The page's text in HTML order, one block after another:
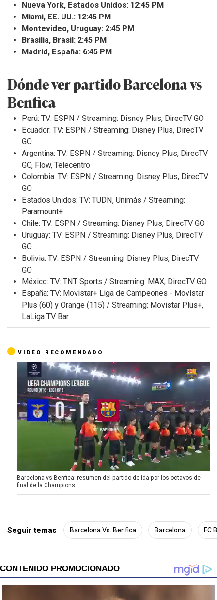
Nueva York, Estados Unidos: 12:45 PM
Miami, EE. UU.: 12:45 PM
Montevideo, Uruguay: 2:45 PM
Brasilia, Brasil: 2:45 PM
Madrid, España: 6:45 PM
Dónde ver partido Barcelona vs
Benfica
Perú: TV: ESPN / Streaming: Disney Plus, DirecTV GO
Ecuador: TV: ESPN / Streaming: Disney Plus, DirecTV
GO
Argentina: TV: ESPN / Streaming: Disney Plus, DirecTV
GO, Flow, Telecentro
Colombia: TV: ESPN / Streaming: Disney Plus, DirecTV
GO
Estados Unidos: TV: TUDN, Unimás / Streaming:
Paramount+
Chile: TV: ESPN / Streaming: Disney Plus, DirecTV GO
Uruguay: TV: ESPN / Streaming: Disney Plus, DirecTV
GO
Bolivia: TV: ESPN / Streaming: Disney Plus, DirecTV
GO
México: TV: TNT Sports / Streaming: MAX, DirecTV GO
España: TV: Movistar+ Liga de Campeones - Movistar
Plus (60) y Orange (115) / Streaming: Movistar Plus+,
LaLiga TV Bar
VIDEO RECOMENDADO
0
o
f
2
u
t
7
Barcelona vs Benfica: resumen del partido de ida por los octavos de
final de la Champions
Seguir temas Barcelona Vs. Benfica Barcelona FC